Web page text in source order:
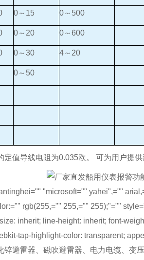
0～15 0～500
0～20 0～600
0～30 4～20
0～50
值导线电阻为0.035欧。 可为用户提供
"microsoft="" yahei",=""
rgb(255,="" 255,="" 255);"=""
inherit; line-height: inherit; font-
tap-highlight-color: transparent;
锌避雷器、磁吹避雷器、电力电缆、变